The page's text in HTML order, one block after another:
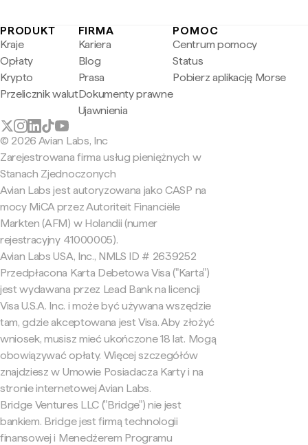
PRODUKT
Kraje
Opłaty
Krypto
Przelicznik walut
FIRMA
Kariera
Blog
Prasa
Dokumenty prawne
Ujawnienia
POMOC
Centrum pomocy
Status
Pobierz aplikację Morse
© 2026 Avian Labs, Inc
Zarejestrowana firma usług pieniężnych w
Stanach Zjednoczonych
Avian Labs jest autoryzowana jako CASP na
mocy MiCA przez Autoriteit Financiële
Markten (AFM) w Holandii (numer
rejestracyjny 41000005).
Avian Labs USA, Inc., NMLS ID # 2639252
Przedpłacona Karta Debetowa Visa ("Karta")
jest wydawana przez Lead Bank na licencji
Visa U.S.A. Inc. i może być używana wszędzie
tam, gdzie akceptowana jest Visa. Aby złożyć
wniosek, musisz mieć ukończone 18 lat. Mogą
obowiązywać opłaty. Więcej szczegółów
znajdziesz w Umowie Posiadacza Karty i na
stronie internetowej Avian Labs.
Bridge Ventures LLC ("Bridge") nie jest
bankiem. Bridge jest firmą technologii
finansowej i Menedżerem Programu